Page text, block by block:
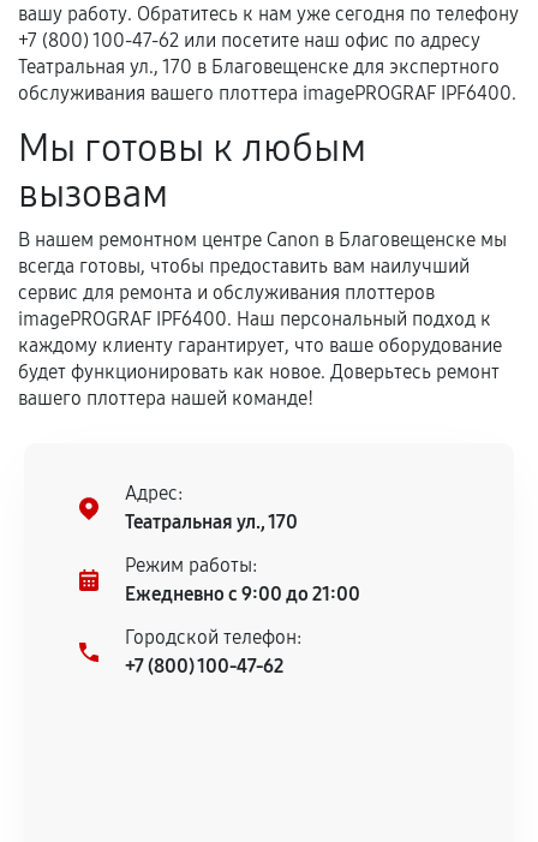
вашу работу. Обратитесь к нам уже сегодня по телефону
+7 (800) 100-47-62 или посетите наш офис по адресу
Театральная ул., 170 в Благовещенске для экспертного
обслуживания вашего плоттера imagePROGRAF IPF6400.
Мы готовы к любым
вызовам
В нашем ремонтном центре Canon в Благовещенске мы
всегда готовы, чтобы предоставить вам наилучший
сервис для ремонта и обслуживания плоттеров
imagePROGRAF IPF6400. Наш персональный подход к
каждому клиенту гарантирует, что ваше оборудование
будет функционировать как новое. Доверьтесь ремонт
вашего плоттера нашей команде!
Адрес:
Театральная ул., 170
Режим работы:
Ежедневно с 9:00 до 21:00
Городской телефон:
+7 (800) 100-47-62